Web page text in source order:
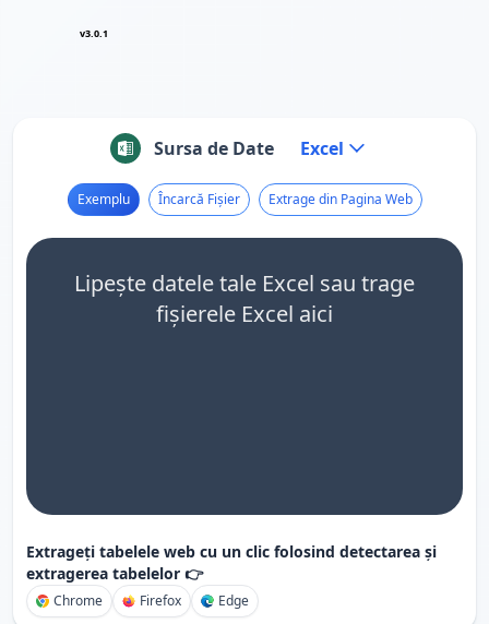
v3.0.1
Sursa de Date Excel
Exemplu Încarcă Fișier Extrage din Pagina Web
Lipește datele tale Excel sau trage
fișierele Excel aici
Extrageți tabelele web cu un clic folosind detectarea și
extragerea tabelelor 👉
Chrome Firefox Edge